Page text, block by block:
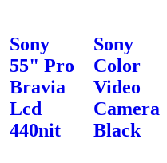
Sony
55" Pro
Bravia
Lcd
440nit
Sony
Color
Video
Camera
Black